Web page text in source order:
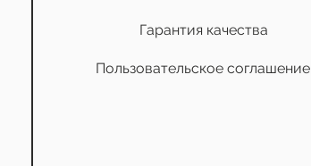
Гарантия качества
Пользовательское соглашение